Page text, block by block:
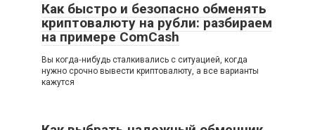
Как быстро и безопасно обменять
криптовалюту на рубли: разбираем
на примере ComCash
Вы когда‑нибудь сталкивались с ситуацией, когда
нужно срочно вывести криптовалюту, а все варианты
кажутся